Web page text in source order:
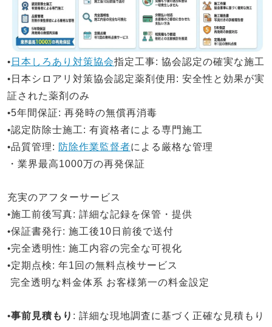
• 日本しろあり対策協会指定工事: 協会認定の確実な施工
• 日本シロアリ対策協会認定薬剤使用 : 安全性と効果が実
証された薬剤のみ
•5年間保証: 再発時の無償再消毒
•認定防除士施工 : 有資格者による専門施工
•品質管理: 防除作業監督者による厳格な管理
・業界最高1000万の再発保証
充実のアフターサービス
•施工前後写真: 詳細な記録を保管・提供
•保証書発行: 施工後10日前後で送付
•完全透明性: 施工内容の完全な可視化
•定期点検: 年1回の無料点検サービス
完全透明な料金体系 お客様第一の料金設定
•事前見積もり : 詳細な現地調査に基づく正確な見積もり